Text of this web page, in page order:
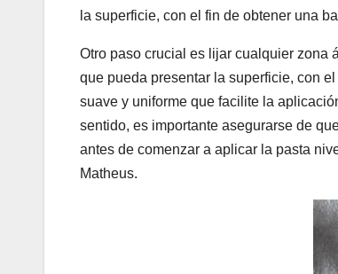
la superficie, con el fin de obtener una
Otro paso crucial es lijar cualquier zona
que pueda presentar la superficie, con
suave y uniforme que facilite la
sentido, es importante asegurarse de
antes de comenzar a aplicar la pasta
Matheus.